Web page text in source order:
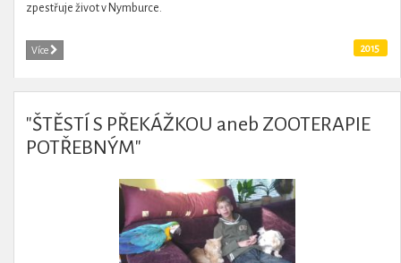
zpestřuje život v Nymburce.
Více 2015
"ŠTĚSTÍ S PŘEKÁŽKOU aneb ZOOTERAPIE
POTŘEBNÝM"